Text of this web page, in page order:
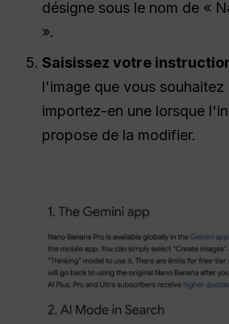
désigne sous le nom de «
».
Saisissez votre
l'image que vous souhaitez
importez-en une lorsque
propose de la modifier.